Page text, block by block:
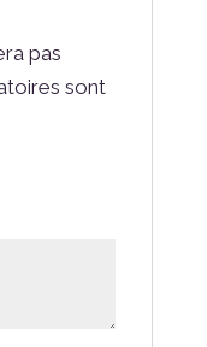
pas
sont